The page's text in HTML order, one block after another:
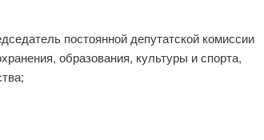
постоянной депутатской комиссии
образования, культуры и спорта,